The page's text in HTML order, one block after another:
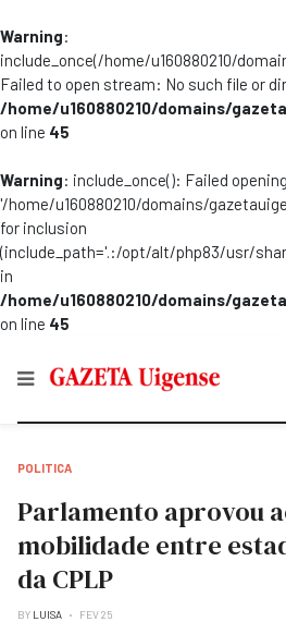
Warning:
include_once(/home/u160880210/
Failed to open stream: No such file or
/home/u160880210/domains/
on line 45
Warning: include_once(): Failed opening
'/home/u160880210/domains/
for inclusion
(include_path='.:/opt/alt/php83/usr/
in
/home/u160880210/domains/
on line 45
POLITICA
Parlamento aprovou
mobilidade entre
da CPLP
BY LUISA FEV 25